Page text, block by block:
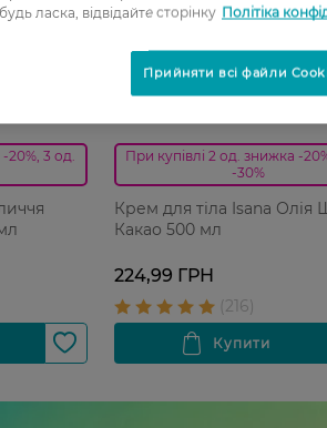
20%, 3 од.
При купівлі 2 од. знижка -
-30%
Крем для тіла Isana Олія
Какао 500 мл
224,99 ГРН
ласка, відвідайте сторінку Політіка
Прийняти всі файли